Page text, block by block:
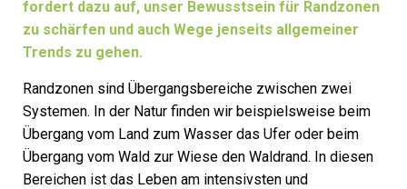
fordert dazu auf, unser Bewusstsein für Randzonen
zu schärfen und auch Wege jenseits allgemeiner
Trends zu gehen.
Randzonen sind Übergangsbereiche zwischen zwei
Systemen. In der Natur finden wir beispielsweise beim
Übergang vom Land zum Wasser das Ufer oder beim
Übergang vom Wald zur Wiese den Waldrand. In diesen
Bereichen ist das Leben am intensivsten und